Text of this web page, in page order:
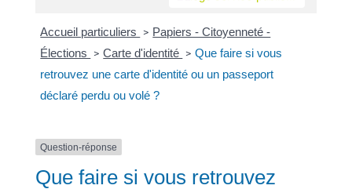
Accueil particuliers > Papiers - Citoyenneté -
Élections
> Carte d'identité > Que faire si vous
retrouvez une carte d'identité ou un passeport
déclaré perdu ou volé ?
Question-réponse
Que faire si vous retrouvez